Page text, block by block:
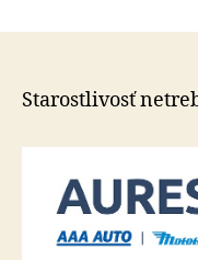
Starostlivosť